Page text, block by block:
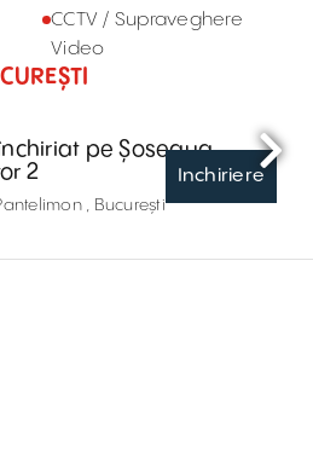
CCTV / Supraveghere
Video
Inchiriere
pe Șoseaua
2
, București